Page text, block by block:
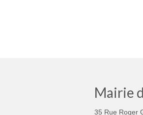
Mairie
35 Rue Roger